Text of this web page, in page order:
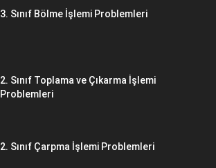
3. Sınıf Bölme İşlemi Problemleri
2. Sınıf Toplama ve Çıkarma İşlemi
Problemleri
2. Sınıf Çarpma İşlemi Problemleri